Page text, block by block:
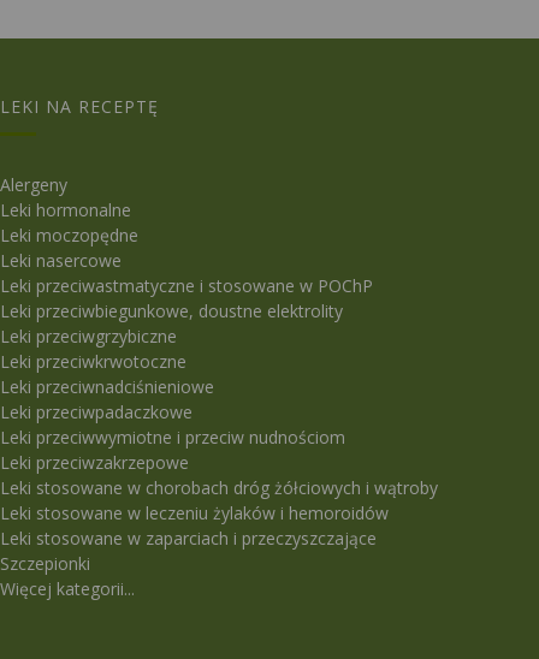
LEKI NA RECEPTĘ
Alergeny
Leki hormonalne
Leki moczopędne
Leki nasercowe
Leki przeciwastmatyczne i stosowane w POChP
Leki przeciwbiegunkowe, doustne elektrolity
Leki przeciwgrzybiczne
Leki przeciwkrwotoczne
Leki przeciwnadciśnieniowe
Leki przeciwpadaczkowe
Leki przeciwwymiotne i przeciw nudnościom
Leki przeciwzakrzepowe
Leki stosowane w chorobach dróg żółciowych i wątroby
Leki stosowane w leczeniu żylaków i hemoroidów
Leki stosowane w zaparciach i przeczyszczające
Szczepionki
Więcej kategorii...